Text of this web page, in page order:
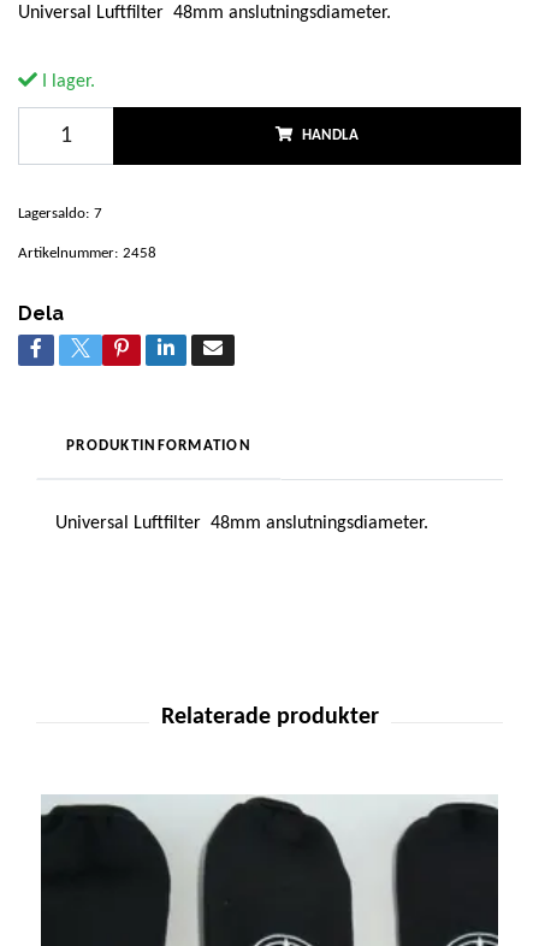
Universal Luftfilter 48mm anslutningsdiameter.
I lager.
HANDLA
Lagersaldo: 7
Artikelnummer: 2458
Dela
PRODUKTINFORMATION
Universal Luftfilter 48mm anslutningsdiameter.